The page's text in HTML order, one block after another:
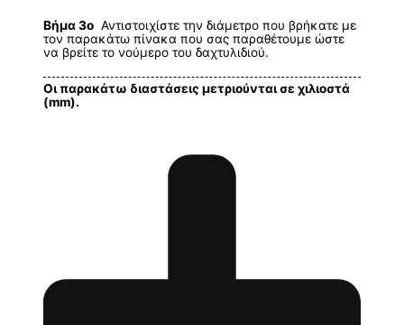
Βήμα 3ο Αντιστοιχίστε την διάμετρο που βρήκατε με
τον παρακάτω πίνακα που σας παραθέτουμε ώστε
να βρείτε το νούμερο του δαχτυλιδιού.
Οι παρακάτω διαστάσεις μετριούνται σε χιλιοστά
(mm).